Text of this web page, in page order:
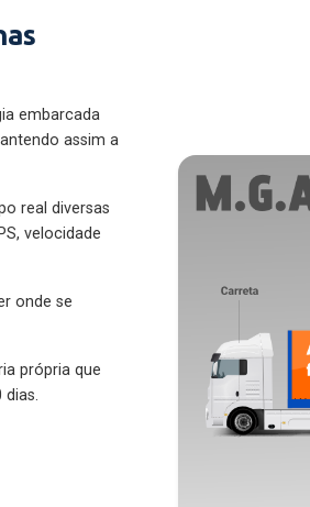
embarcada
assim a
real diversas
velocidade
onde se
própria que